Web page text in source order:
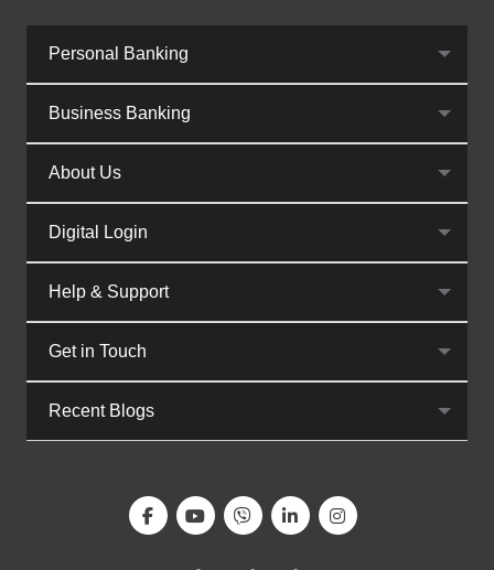
Personal Banking
Business Banking
About Us
Digital Login
Help & Support
Get in Touch
Recent Blogs